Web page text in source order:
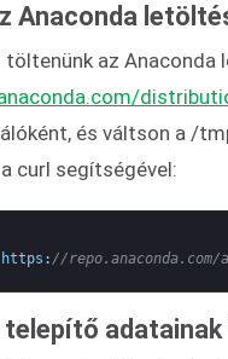
Anaconda
töltenünk az
és váltson a /
curl segítségével:
https : //repo.anaconda.com/
telepítő